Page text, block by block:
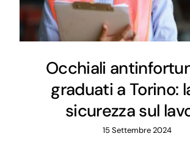
Occhiali
graduati a Torino:
sicurezza sul
15 Settembre 2024